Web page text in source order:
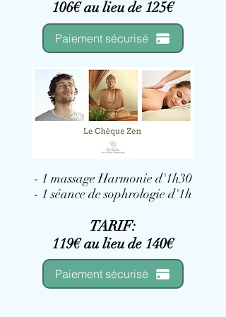
106€ au lieu de 125€
Paiement sécurisé
- 1 massage Harmonie d'1h30
- 1 séance de sophrologie d'1h
TARIF:
119€ au lieu de 140€
Paiement sécurisé